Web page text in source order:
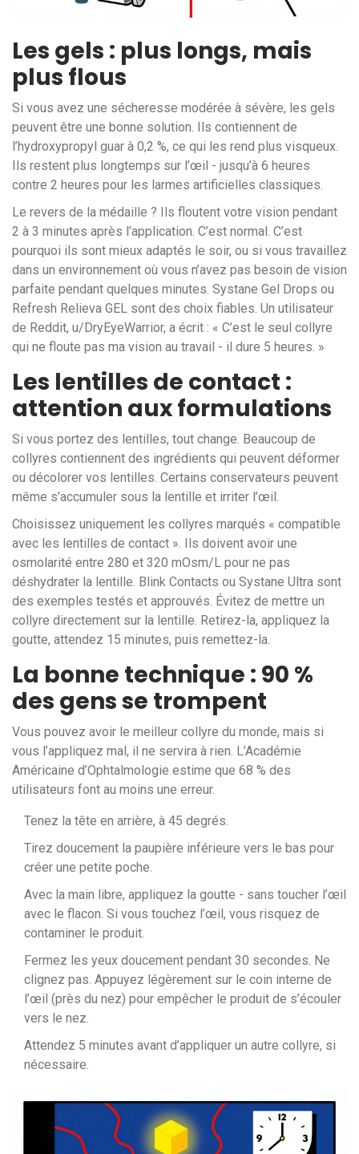
Les gels : plus longs, mais
plus flous
Si vous avez une sécheresse modérée à sévère, les gels
peuvent être une bonne solution. Ils contiennent de
l’hydroxypropyl guar à 0,2 %, ce qui les rend plus visqueux.
Ils restent plus longtemps sur l’œil - jusqu’à 6 heures
contre 2 heures pour les larmes artificielles classiques.
Le revers de la médaille ? Ils floutent votre vision pendant
2 à 3 minutes après l’application. C’est normal. C’est
pourquoi ils sont mieux adaptés le soir, ou si vous travaillez
dans un environnement où vous n’avez pas besoin de vision
parfaite pendant quelques minutes. Systane Gel Drops ou
Refresh Relieva GEL sont des choix fiables. Un utilisateur
de Reddit, u/DryEyeWarrior, a écrit : « C’est le seul collyre
qui ne floute pas ma vision au travail - il dure 5 heures. »
Les lentilles de contact :
attention aux formulations
Si vous portez des lentilles, tout change. Beaucoup de
collyres contiennent des ingrédients qui peuvent déformer
ou décolorer vos lentilles. Certains conservateurs peuvent
même s’accumuler sous la lentille et irriter l’œil.
Choisissez uniquement les collyres marqués « compatible
avec les lentilles de contact ». Ils doivent avoir une
osmolarité entre 280 et 320 mOsm/L pour ne pas
déshydrater la lentille. Blink Contacts ou Systane Ultra sont
des exemples testés et approuvés. Évitez de mettre un
collyre directement sur la lentille. Retirez-la, appliquez la
goutte, attendez 15 minutes, puis remettez-la.
La bonne technique : 90 %
des gens se trompent
Vous pouvez avoir le meilleur collyre du monde, mais si
vous l’appliquez mal, il ne servira à rien. L’Académie
Américaine d’Ophtalmologie estime que 68 % des
utilisateurs font au moins une erreur.
Tenez la tête en arrière, à 45 degrés.
Tirez doucement la paupière inférieure vers le bas pour
créer une petite poche.
Avec la main libre, appliquez la goutte - sans toucher l’œil
avec le flacon. Si vous touchez l’œil, vous risquez de
contaminer le produit.
Fermez les yeux doucement pendant 30 secondes. Ne
clignez pas. Appuyez légèrement sur le coin interne de
l’œil (près du nez) pour empêcher le produit de s’écouler
vers le nez.
Attendez 5 minutes avant d’appliquer un autre collyre, si
nécessaire.